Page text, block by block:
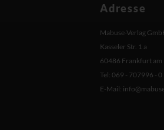
Adresse
Mabuse-Verlag
Kasseler Str. 1 a
60486 Frankfurt am
Tel: 069 - 707996 - 0
E-Mail: